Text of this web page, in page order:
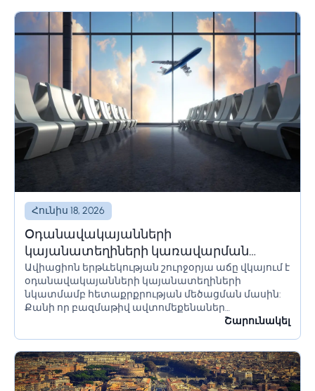
Հունիս 18, 2026
Օդանավակայանների
կայանատեղիների կառավարման
լուծումներ և համակարգեր
Ավիացիոն երթևեկության շուրջօրյա աճը վկայում է
օդանավակայանների կայանատեղիների
նկատմամբ հետաքրքրության մեծացման մասին:
Քանի որ բազմաթիվ ավտոմեքենաներ
օդանավակայանի տարածքում մնում են երկար
հողատարածքի սահմանափակումները պետք է
ճիշտ հաշվարկվեն՝ անցանկալի հետևանքներից
խուսափելու համար:...
Շարունակել